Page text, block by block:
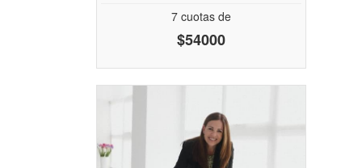
7 cuotas de
$54000